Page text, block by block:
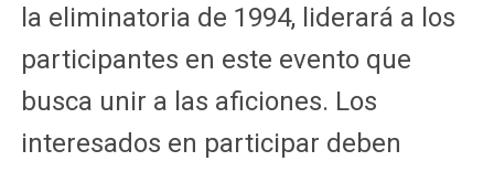
la eliminatoria de 1994, liderará a los
participantes en este evento que
busca unir a las aficiones. Los
interesados en participar deben